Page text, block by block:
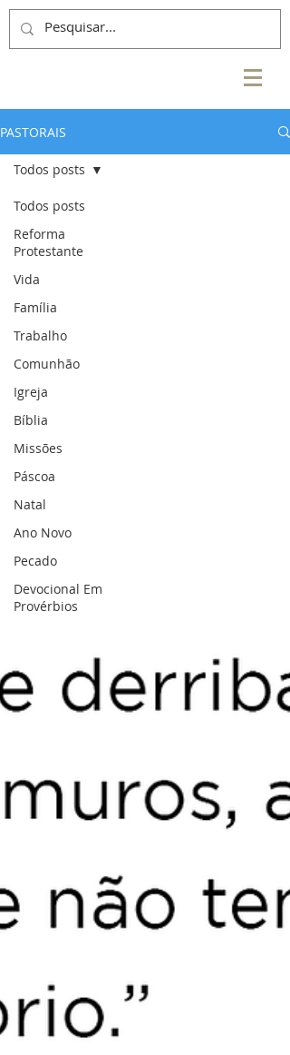
PASTORAIS
Todos posts
Reforma
Protestante
Vida
Família
Trabalho
Comunhão
Igreja
Bíblia
Missões
Páscoa
Natal
Ano Novo
Pecado
Devocional Em
Provérbios
Todos posts